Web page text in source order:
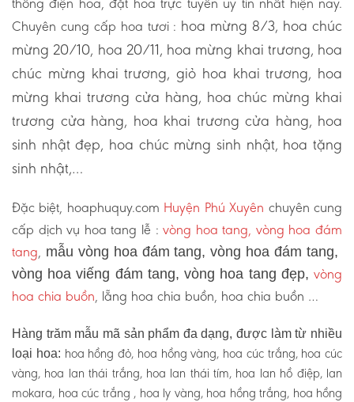
Chuyên cung cấp hoa tươi : hoa mừng 8/3, hoa chúc
mừng 20/10, hoa 20/11, hoa mừng khai trương, hoa
chúc mừng khai trương, giỏ hoa khai trương, hoa
mừng khai trương cửa hàng, hoa chúc mừng khai
trương cửa hàng, hoa khai trương cửa hàng, hoa
sinh nhật đẹp, hoa chúc mừng sinh nhật, hoa tặng
sinh nhật,…
Đặc biệt, hoaphuquy.com Huyện Phú Xuyên chuyên cung
cấp dịch vụ hoa tang lễ :vòng hoa tang, vòng hoa đám
tang, mẫu vòng hoa đám tang, vòng hoa đám tang,
vòng hoa viếng đám tang, vòng hoa tang đẹp, vòng
hoa chia buồn, lẵng hoa chia buồn, hoa chia buồn …
Hàng trăm mẫu mã sản phẩm đa dạng, được làm từ nhiều
loại hoa: hoa hồng đỏ, hoa hồng vàng, hoa cúc trắng, hoa cúc
vàng, hoa lan thái trắng, hoa lan thái tím, hoa lan hồ điệp, lan
mokara, hoa cúc trắng , hoa ly vàng, hoa hồng trắng, hoa hồng